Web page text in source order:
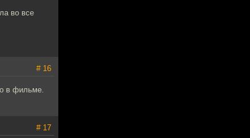
во все
# 16
в фильме.
# 17